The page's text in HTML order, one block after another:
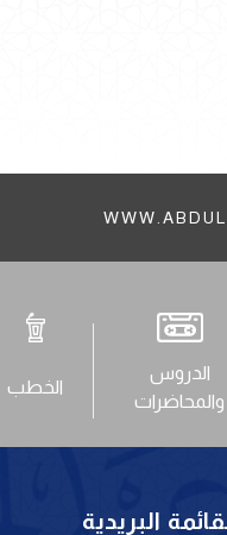
الدروس
والمحاضرات
الخطب
البريدية